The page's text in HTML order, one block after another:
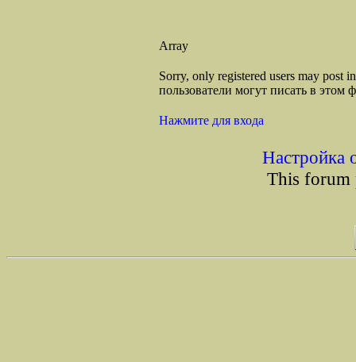
Array
Sorry, only registered users may post
пользователи могут писать в этом
Нажмите для входа
Настройка
This